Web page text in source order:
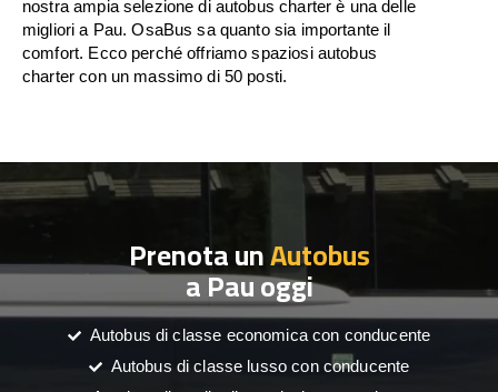
nostra ampia selezione di autobus charter è una delle
migliori a Pau. OsaBus sa quanto sia importante il
comfort. Ecco perché offriamo spaziosi autobus
charter con un massimo di 50 posti.
Prenota unAutobus
a Pau oggi
Autobus di classe economica con conducente
Autobus di classe lusso con conducente